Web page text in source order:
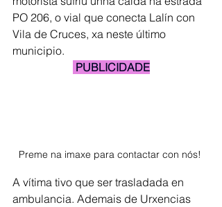
PO 206, o vial que conecta Lalín con
Vila de Cruces, xa neste último
municipio.
PUBLICIDADE
Preme na imaxe para contactar con nós!
A vítima tivo que ser trasladada en
ambulancia. Ademais de Urxencias